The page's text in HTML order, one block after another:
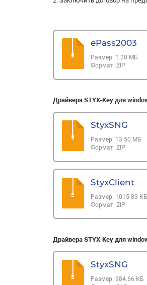
ePass2003
Размер: 1.20 МБ
Формат:ZIP
Драйвера STYX-Key для
StyxSNG
Размер: 13.50 МБ
Формат:ZIP
StyxClient
Размер: 1015.83 КБ
Формат:ZIP
Драйвера STYX-Key для
StyxSNG
Размер:984.66 КБ